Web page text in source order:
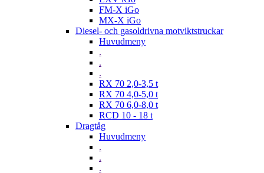
FM-X iGo
MX-X iGo
Diesel- och gasoldrivna motviktstruckar
Huvudmeny
.
.
.
RX 70 2,0-3,5 t
RX 70 4,0-5,0 t
RX 70 6,0-8,0 t
RCD 10 - 18 t
Dragtåg
Huvudmeny
.
.
.